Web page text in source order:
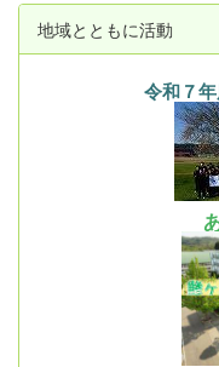
地域とともに活動
令和７